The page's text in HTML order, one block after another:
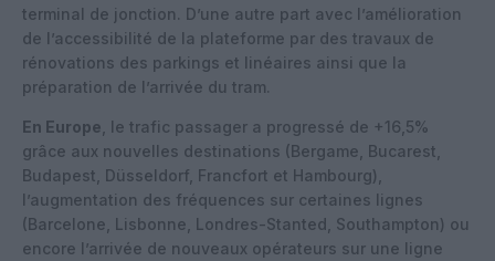
terminal de jonction. D’une autre part avec l’amélioration
de l’accessibilité de la plateforme par des travaux de
rénovations des parkings et linéaires ainsi que la
préparation de l’arrivée du tram.
En Europe , le trafic passager a progressé de +16,5%
grâce aux nouvelles destinations (Bergame, Bucarest,
Budapest, Düsseldorf, Francfort et Hambourg),
l’augmentation des fréquences sur certaines lignes
(Barcelone, Lisbonne, Londres-Stanted, Southampton) ou
encore l’arrivée de nouveaux opérateurs sur une ligne